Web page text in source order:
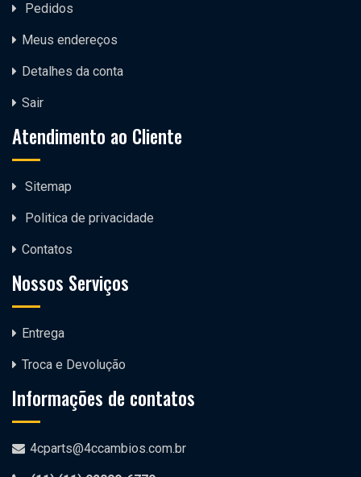
Pedidos
Meus endereços
Detalhes da conta
Sair
Atendimento ao Cliente
Sitemap
Politica de privacidade
Contatos
Nossos Serviços
Entrega
Troca e Devolução
Informações de contatos
4cparts@4ccambios.com.br